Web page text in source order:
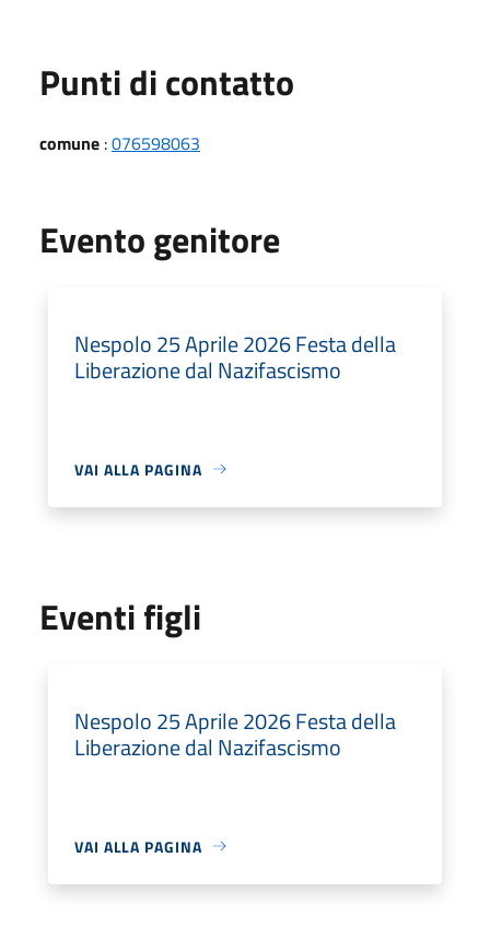
Punti di contatto
comune :076598063
Evento genitore
Nespolo 25 Aprile 2026 Festa della
Liberazione dal Nazifascismo
VAI ALLA PAGINA
Eventi figli
Nespolo 25 Aprile 2026 Festa della
Liberazione dal Nazifascismo
VAI ALLA PAGINA